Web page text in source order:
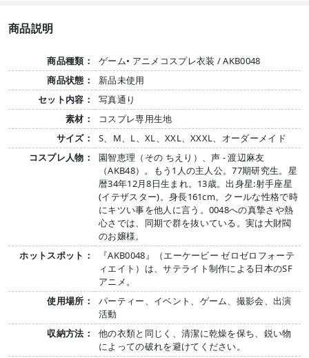
商品説明
商品種類：
ゲーム• アニメコスプレ衣装 / AKB0048
商品状態：
新品未使用
セット内容：
写真通り
素材：
コスプレ専用生地
サイズ：
S、M、L、XL、XXL、XXXL、オーダーメイド
コスプレ人物：
園智恵理（その ちえり）、声 - 渡辺麻友
（AKB48）。もう1人の主人公。77期研究生。星
暦34年12月8日生まれ。13歳。出身星:射手座星
(イテザスター)。身長161cm。クールな性格で時
にキツい事を他人に言う。0048への真摯さや熱
心さでは、同期で群を抜いている。実は大財閥
のお嬢様。
ホットスポット：
『AKB0048』（エーケービー ゼロゼロフォーテ
ィエイト）は、サテライト制作による日本のSF
アニメ。
使用場所：
パーティー、イベント、ゲーム、撮影会、出演
活動
収納方法：
他の衣類と同じく、清潔に乾燥を保ち、鋭い物
によっての破れを避けてください。